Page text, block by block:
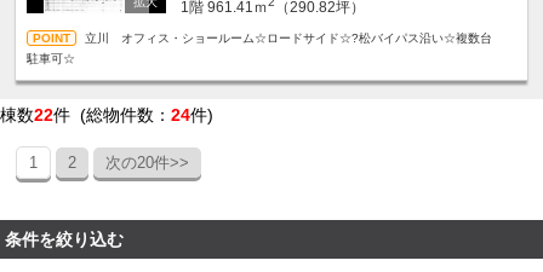
1階 961.41ｍ （290.82坪）
立川 オフィス・ショールーム☆ロードサイド☆?松バイパス沿い☆複数台
駐車可☆
棟数22件 (総物件数： 24件)
1 2 次の20件>>
条件を絞り込む